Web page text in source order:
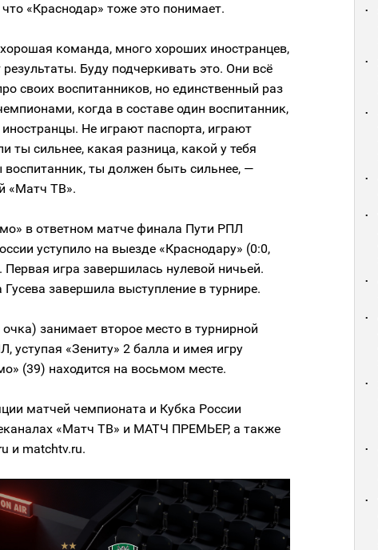
«Краснодар» тоже это понимает.
команда, много хороших иностранцев,
Буду подчеркивать это. Они всё
своих воспитанников, но единственный раз
когда в составе один воспитанник,
Не играют паспорта, играют
ты сильнее, какая разница, какой у тебя
воспитанник, ты должен быть сильнее, —
«Матч ТВ».
в ответном матче финала Пути РПЛ
уступило на выезде «Краснодару» (0:0,
Первая игра завершилась нулевой ничьей.
завершила выступление в турнире.
занимает второе место в турнирной
уступая «Зениту» 2 балла и имея игру
(39) находится на восьмом месте.
матчей чемпионата и Кубка России
«Матч ТВ» и МАТЧ ПРЕМЬЕР, а также
и matchtv.ru.